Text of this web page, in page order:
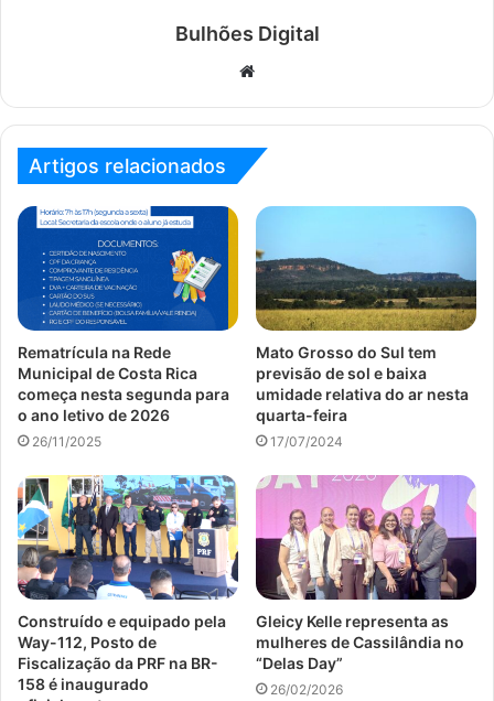
Bulhões Digital
Website
Artigos relacionados
Rematrícula na Rede
Municipal de Costa Rica
começa nesta segunda para
o ano letivo de 2026
26/11/2025
Mato Grosso do Sul tem
previsão de sol e baixa
umidade relativa do ar nesta
quarta-feira
17/07/2024
Construído e equipado pela
Way-112, Posto de
Fiscalização da PRF na BR-
158 é inaugurado
Gleicy Kelle representa as
mulheres de Cassilândia no
“Delas Day”
26/02/2026